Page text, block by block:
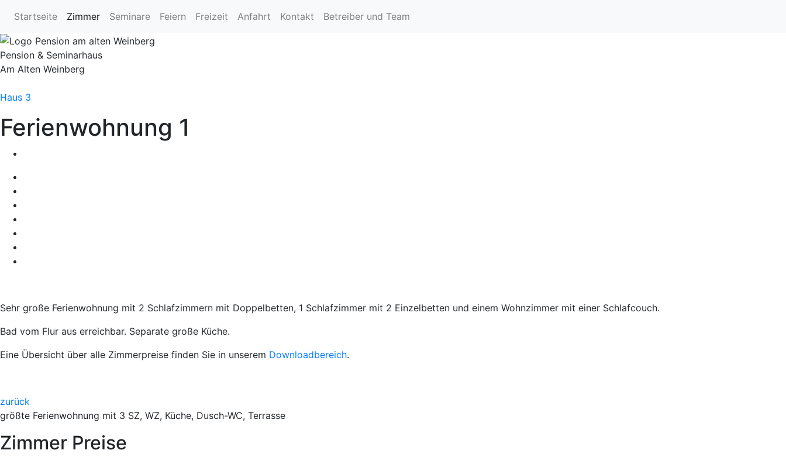
Navigation überspringen
Startseite Zimmer Seminare Feiern Freizeit Anfahrt Kontakt Betreiber und Team
Pension & Seminarhaus
Am Alten Weinberg
Haus 3
Ferienwohnung 1
Sehr große Ferienwohnung mit 2 Schlafzimmern mit Doppelbetten, 1 Schlafzimmer mit 2 Einzelbetten und einem Wohnzimmer mit einer Schlafcouch.
Bad vom Flur aus erreichbar. Separate große Küche.
Eine Übersicht über alle Zimmerpreise finden Sie in unserem Downloadbereich.
zurück
größte Ferienwohnung mit 3 SZ, WZ, Küche, Dusch-WC, Terrasse
Zimmer Preise